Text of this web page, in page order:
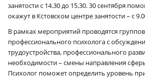
занятости с 14.30 до 15.30. 30 сентября
окажут в Кстовском центре занятости – с
В рамках мероприятий проводятся
профессионального психолога с
трудоустройства, профессионального
необходимости – смены направления
Психолог поможет определить уровень